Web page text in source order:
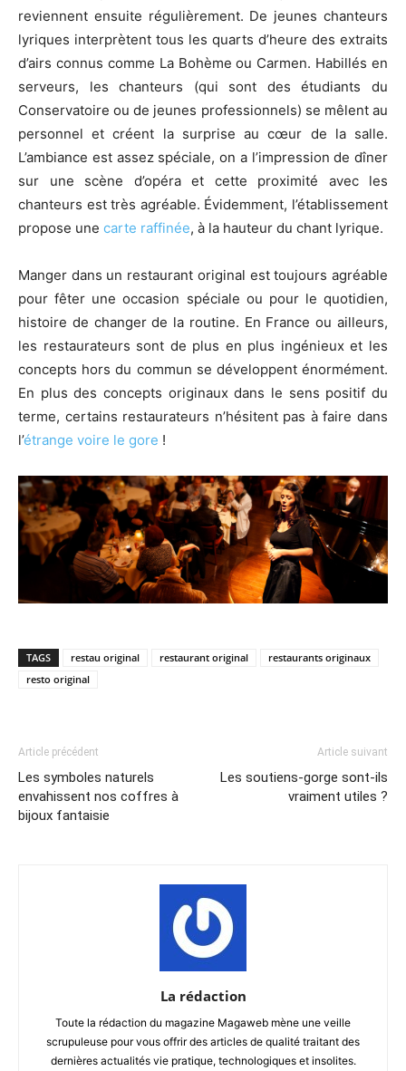
reviennent ensuite régulièrement. De jeunes chanteurs
lyriques interprètent tous les quarts d’heure des extraits
d’airs connus comme La Bohème ou Carmen. Habillés en
serveurs, les chanteurs (qui sont des étudiants du
Conservatoire ou de jeunes professionnels) se mêlent au
personnel et créent la surprise au cœur de la salle.
L’ambiance est assez spéciale, on a l’impression de dîner
sur une scène d’opéra et cette proximité avec les
chanteurs est très agréable. Évidemment, l’établissement
propose une carte raffinée, à la hauteur du chant lyrique.
Manger dans un restaurant original est toujours agréable
pour fêter une occasion spéciale ou pour le quotidien,
histoire de changer de la routine. En France ou ailleurs,
les restaurateurs sont de plus en plus ingénieux et les
concepts hors du commun se développent énormément.
En plus des concepts originaux dans le sens positif du
terme, certains restaurateurs n’hésitent pas à faire dans
l’étrange voire le gore !
TAGS restau original restaurant original
restaurants originaux
resto original
Article précédent
Les symboles naturels
envahissent nos coffres à
bijoux fantaisie
Article suivant
Les soutiens-gorge sont-ils
vraiment utiles ?
La rédaction
Toute la rédaction du magazine Magaweb mène une veille
scrupuleuse pour vous offrir des articles de qualité traitant des
dernières actualités vie pratique, technologiques et insolites.